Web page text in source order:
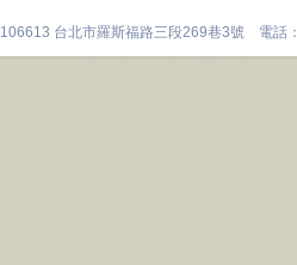
106613 台北市羅斯福路三段269巷3號 電